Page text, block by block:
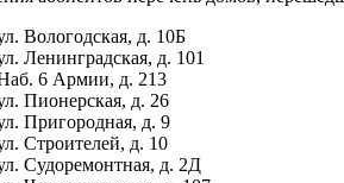
Вологодская, д. 10Б
Ленинградская, д. 101
6 Армии, д. 213
Пионерская, д. 26
Пригородная, д. 9
Строителей, д. 10
Судоремонтная, д. 2Д